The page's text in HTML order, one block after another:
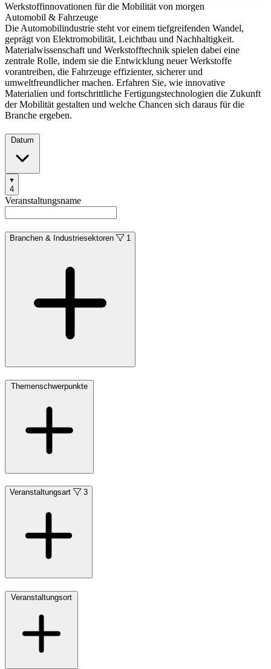
Werkstoffinnovationen für die Mobilität von morgen
Automobil & Fahrzeuge
Die Automobilindustrie steht vor einem tiefgreifenden Wandel,
geprägt von Elektromobilität, Leichtbau und Nachhaltigkeit.
Materialwissenschaft und Werkstofftechnik spielen dabei eine
zentrale Rolle, indem sie die Entwicklung neuer Werkstoffe
vorantreiben, die Fahrzeuge effizienter, sicherer und
umweltfreundlicher machen. Erfahren Sie, wie innovative
Materialien und fortschrittliche Fertigungstechnologien die Zukunft
der Mobilität gestalten und welche Chancen sich daraus für die
Branche ergeben.
Filters
4
Products
Categories
Veranstaltungsname
Branchen & Industriesektoren 1
Veranstaltungsart 3